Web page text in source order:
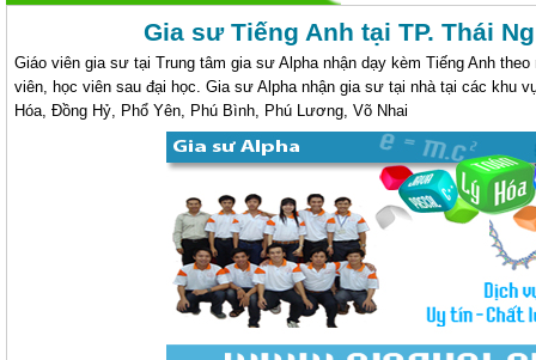
Gia sư Tiếng Anh tại TP. Thái
Giáo viên gia sư tại Trung tâm gia sư Alpha nhận dạy kèm Tiếng Anh
viên, học viên sau đại học. Gia sư Alpha nhận gia sư tại nhà tại các khu
Hóa, Đồng Hỷ, Phổ Yên, Phú Bình, Phú Lương, Võ Nhai